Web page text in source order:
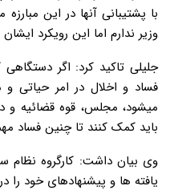
با پشتیبانی آنها در این
وزیر ندارم اما این رویکرد
جلیلی تاکید کرد: اگر
فساد و اخلال در امر حیاتی
میشود، مجلس، قوه قضائیه و
باید کمک کنند تا چنین فساد
وی بیان داشت: کارگروه نظام
یافته ها و پیشنهادهای خود را